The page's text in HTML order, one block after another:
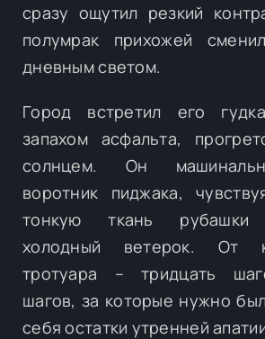
сразу ощутил резкий
полумрак прихожей
дневным светом.
Город встретил его
запахом асфальта,
солнцем. Он
воротник пиджака,
тонкую ткань рубашки
холодный ветерок. От
тротуара – тридцать
шагов, за которые нужно
себя остатки утренней